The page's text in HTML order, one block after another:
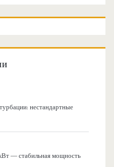
нестандартные
— стабильная мощность